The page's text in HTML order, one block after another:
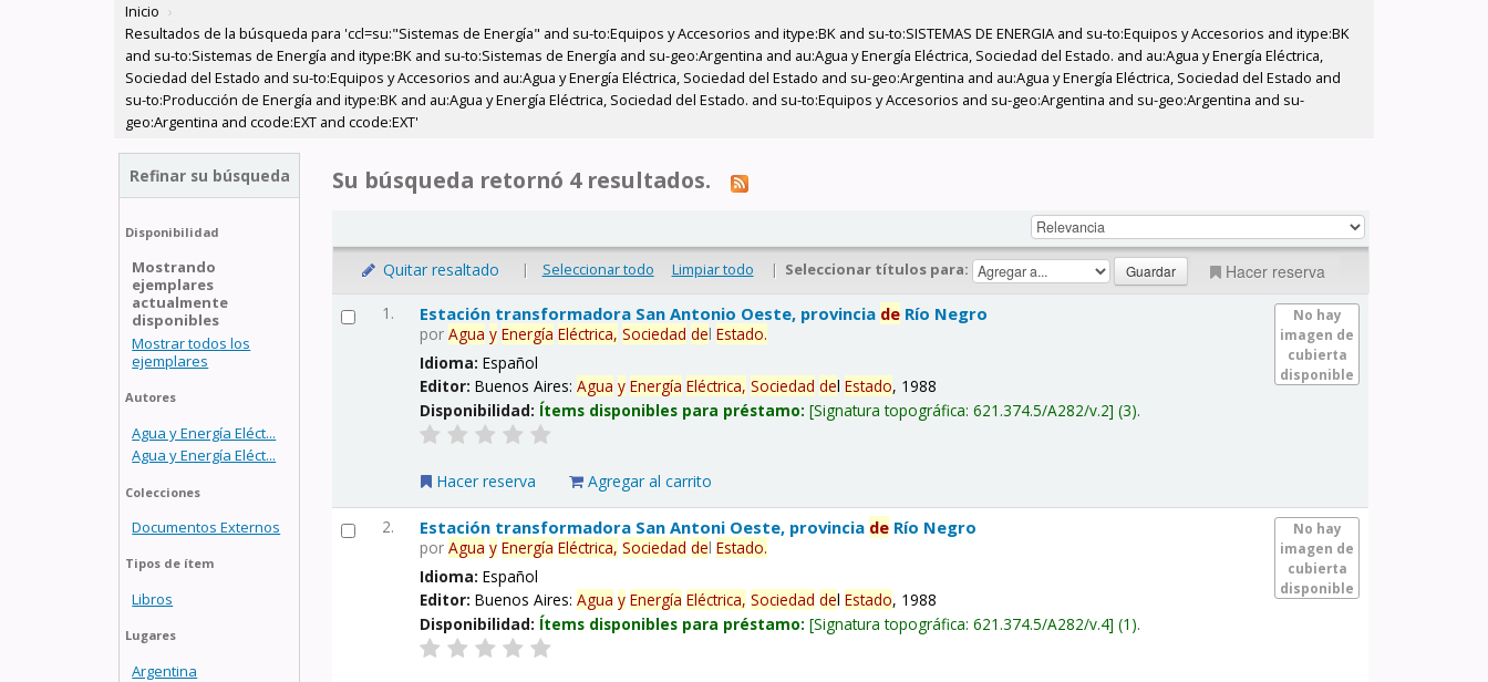
Inicio ›
Resultados de la búsqueda para 'ccl=su:"Sistemas de Energía" and su-to:Equipos y Accesorios and itype:BK and su-to:SISTEMAS DE ENERGIA and su-to:Equipos y Accesorios and itype:BK
and su-to:Sistemas de Energía and itype:BK and su-to:Sistemas de Energía and su-geo:Argentina and au:Agua y Energía Eléctrica, Sociedad del Estado. and au:Agua y Energía Eléctrica,
Sociedad del Estado and su-to:Equipos y Accesorios and au:Agua y Energía Eléctrica, Sociedad del Estado and su-geo:Argentina and au:Agua y Energía Eléctrica, Sociedad del Estado and
su-to:Producción de Energía and itype:BK and au:Agua y Energía Eléctrica, Sociedad del Estado. and su-to:Equipos y Accesorios and su-geo:Argentina and su-geo:Argentina and su-
geo:Argentina and ccode:EXT and ccode:EXT'
Refinar su búsqueda
Disponibilidad
Mostrando
ejemplares
actualmente
disponibles
Mostrar todos los
ejemplares
Autores
Agua y Energía Eléct...
Agua y Energía Eléct...
Colecciones
Documentos Externos
Tipos de ítem
Libros
Lugares
Argentina
Su búsqueda retornó 4 resultados.
Quitar resaltado | Seleccionar todo Limpiar todo | Seleccionar títulos para: Hacer reserva
1.
No hay
imagen de
cubierta
disponible
Estación transformadora San Antonio Oeste, provincia de Río Negro
porAgua y Energía Eléctrica, Sociedad delEstado.
Idioma:Español
Editor:Buenos Aires:Agua y Energía Eléctrica, Sociedad delEstado, 1988
Disponibilidad: Ítems disponibles para préstamo: Signatura topográfica:621.374.5/A282/v.2 (3).
Hacer reserva Agregar al carrito
2.
No hay
imagen de
cubierta
disponible
Estación transformadora San Antoni Oeste, provincia de Río Negro
porAgua y Energía Eléctrica, Sociedad delEstado.
Idioma:Español
Editor:Buenos Aires:Agua y Energía Eléctrica, Sociedad delEstado, 1988
Disponibilidad: Ítems disponibles para préstamo: Signatura topográfica:621.374.5/A282/v.4 (1).